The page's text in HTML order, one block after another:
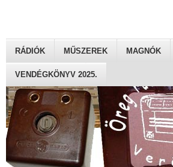
RÁDIÓK MŰSZEREK MAGNÓK
VENDÉGKÖNYV 2025.